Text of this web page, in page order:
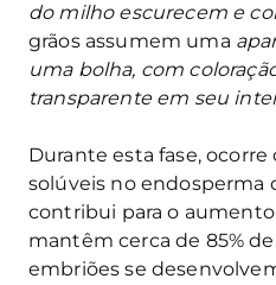
do milho escurecem e
grãos assumem uma
uma bolha, com
transparente em seu
Durante esta fase,
solúveis no endosperma
contribui para o aumento
mantêm cerca de 85%
embriões se